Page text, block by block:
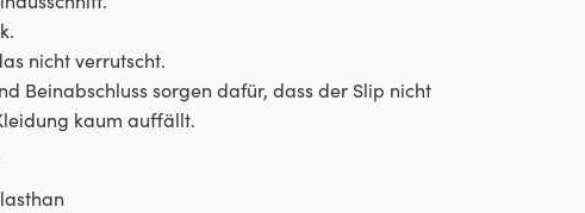
nicht verrutscht.
Beinabschluss sorgen dafür, dass der Slip nicht
kaum auffällt.